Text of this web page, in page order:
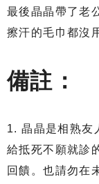
最後晶晶帶了老
擦汗的毛巾都沒
備註：
1. 晶晶是相熟友
給抵死不願就診
回饋。也請勿在